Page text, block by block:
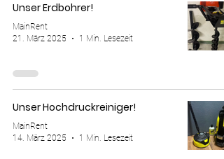
Unser Erdbohrer!
MainRent
21. März 2025
1 Min. Lesezeit
Unser Hochdruckreiniger!
MainRent
14. März 2025
1 Min. Lesezeit